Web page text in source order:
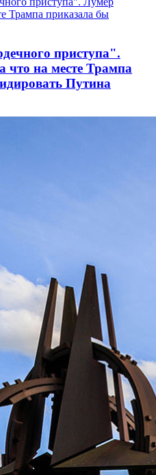
приступа".
что на месте Трампа
Путина